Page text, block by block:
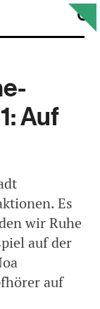
Auf
Es
wir Ruhe
auf der
auf